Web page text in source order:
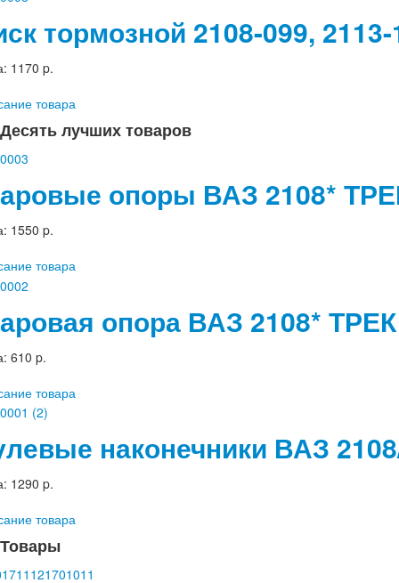
тормозной 2108-099,
1170 p.
товара
Десять лучших товаров
опоры ВАЗ 2108*
1550 p.
товара
опора ВАЗ 2108* ТРЕК
610 p.
товара
наконечники ВАЗ
1290 p.
товара
Товары